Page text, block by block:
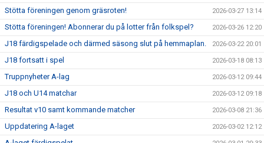
Stötta föreningen genom gräsroten! 2026-03-27 13:14
Stötta föreningen! Abonnerar du på lotter från folkspel? 2026-03-26 12:20
J18 färdigspelade och därmed säsong slut på hemmaplan. 2026-03-22 20:01
J18 fortsatt i spel 2026-03-18 08:13
Truppnyheter A-lag 2026-03-12 09:44
J18 och U14 matchar 2026-03-12 09:18
Resultat v10 samt kommande matcher 2026-03-08 21:36
Uppdatering A-laget 2026-03-02 12:12